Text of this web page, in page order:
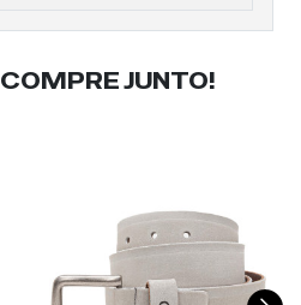
COMPRE JUNTO!